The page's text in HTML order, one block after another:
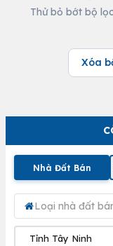
Nhà Đất Bán
Loại nhà đất
Thử bỏ bớt bộ
Xóa